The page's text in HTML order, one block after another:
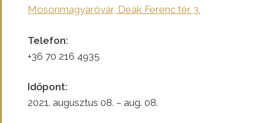
Mosonmagyaróvár, Deák Ferenc tér 3.
Telefon:
+36 70 216 4935
Időpont:
2021. augusztus 08. – aug. 08.